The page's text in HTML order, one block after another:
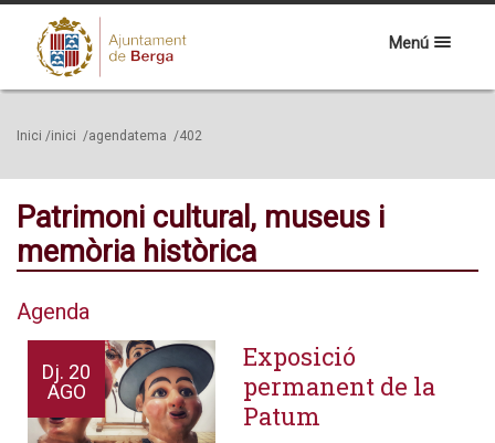
Menú
Inici /inici /agendatema /402
Patrimoni cultural, museus i
memòria històrica
Agenda
Dj. 20
AGO
Exposició
permanent de la
Patum